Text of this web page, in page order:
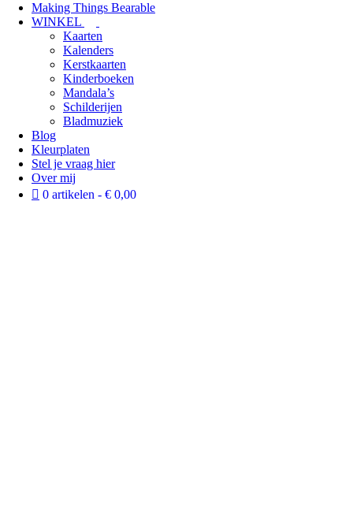
Making Things Bearable
WINKEL
Kaarten
Kalenders
Kerstkaarten
Kinderboeken
Mandala’s
Schilderijen
Bladmuziek
Blog
Kleurplaten
Stel je vraag hier
Over mij
0 artikelen
€ 0,00